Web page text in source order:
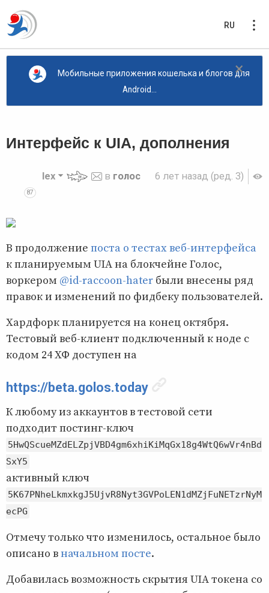
RU
×
Мобильные приложения кошелька и блогов для
Android...
Интерфейс к UIA, дополнения
6 лет назад (ред. 3)
87
lex в голос
В продолжение поста о тестах веб-интерфейса
к планируемым UIA на блокчейне Голос,
воркером @id-raccoon-hater были внесены ряд
правок и изменений по фидбеку пользователей.
Хардфорк планируется на конец октября.
Тестовый веб-клиент подключенный к ноде с
кодом 24 ХФ доступен на
https://beta.golos.today
К любому из аккаунтов в тестовой сети
подходит постинг-ключ
5HwQScueMZdELZpjVBD4gm6xhiKiMqGx18g4WtQ6wVr4nBd
SxY5
активный ключ
5K67PNheLkmxkgJ5UjvR8Nyt3GVPoLEN1dMZjFuNETzrNyM
ecPG
Отмечу только что изменилось, остальное было
описано вначальном посте.
Добавилась возможность скрытия UIA токена со